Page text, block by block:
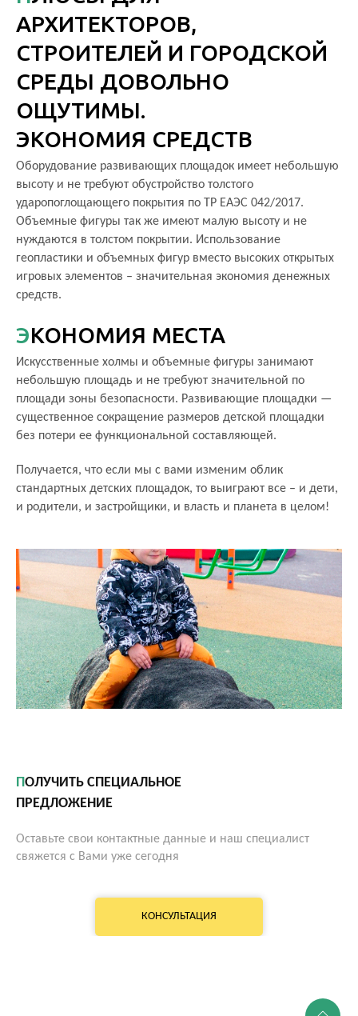
АРХИТЕКТОРОВ,
СТРОИТЕЛЕЙ И ГОРОДСКОЙ
СРЕДЫ ДОВОЛЬНО
ОЩУТИМЫ.
ЭКОНОМИЯ СРЕДСТВ
Оборудование развивающих площадок имеет небольшую
высоту и не требуют обустройство толстого
ударопоглощающего покрытия по ТР ЕАЭС 042/2017.
Объемные фигуры так же имеют малую высоту и не
нуждаются в толстом покрытии. Использование
геопластики и объемных фигур вместо высоких открытых
игровых элементов – значительная экономия денежных
средств.
ЭКОНОМИЯ МЕСТА
Искусственные холмы и объемные фигуры занимают
небольшую площадь и не требуют значительной по
площади зоны безопасности. Развивающие площадки —
существенное сокращение размеров детской площадки
без потери ее функциональной составляющей.
Получается, что если мы с вами изменим облик
стандартных детских площадок, то выиграют все – и дети,
и родители, и застройщики, и власть и планета в целом!
ПОЛУЧИТЬ СПЕЦИАЛЬНОЕ
ПРЕДЛОЖЕНИЕ
Оставьте свои контактные данные и наш специалист
свяжется с Вами уже сегодня
КОНСУЛЬТАЦИЯ